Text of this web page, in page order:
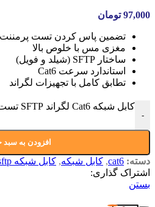
97,000 تومان
تضمین پاس کردن تست پرمننت
مغزی مس با خلوص بالا
ساختار SFTP (شیلد و فویل)
استاندارد سرعت Cat6
تطابق کامل با تجهیزات لگراند
-
کابل شبکه Cat6 لگراند SFTP تست پرمننت مغزی 51 عدد
افزودن به سبد
دسته: cat6
, کابل شبکه, کابل شبکه sftp
اشتراک گذاری:
بستن